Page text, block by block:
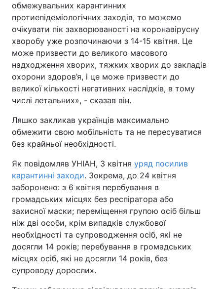
Відео з Youtube Статті
Інтерв'ю Думки
Архів Вакансії
Контакти
Послуги
Тема оформлення
обмежувальних карантинних
протиепідеміологічних заходів, то можемо
очікувати пік захворюваності на коронавірусну
хворобу уже розпочинаючи з 14-15 квітня. Це
може призвести до великого масового
надходження хворих, тяжких хворих до закладів
охорони здоров’я, і це може призвести до
великої кількості негативних наслідків, в тому
числі летальних», - сказав він.
Ляшко закликав українців максимально
обмежити свою мобільність та не пересуватися
без крайньої необхідності.
Як повідомляв УНІАН, 3 квітня уряд посилив
карантинні заходи. Зокрема, до 24 квітня
заборонено: з 6 квітня перебування в
громадських місцях без респіратора або
захисної маски; переміщення групою осіб більш
ніж дві особи, крім випадків службової
необхідності та супроводження осіб, які не
досягли 14 років; перебування в громадських
місцях осіб, які не досягли 14 років, без
супроводу дорослих.